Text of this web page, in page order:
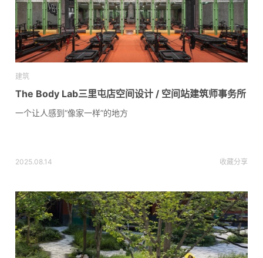
建筑
The Body Lab三里屯店空间设计 / 空间站建筑师事务所
一个让人感到“像家一样”的地方
2025.08.14 收藏分享